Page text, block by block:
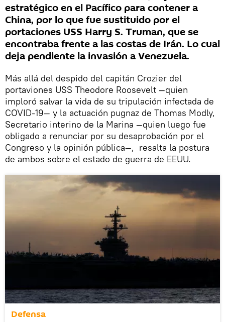
estratégico en el Pacífico para contener a
China, por lo que fue sustituido por el
portaciones USS Harry S. Truman, que se
encontraba frente a las costas de Irán. Lo cual
deja pendiente la invasión a Venezuela.
Más allá del despido del capitán Crozier del
portaviones USS Theodore Roosevelt —quien
imploró salvar la vida de su tripulación infectada de
COVID-19— y la actuación pugnaz de Thomas Modly,
Secretario interino de la Marina —quien luego fue
obligado a renunciar por su desaprobación por el
Congreso y la opinión pública—, resalta la postura
de ambos sobre el estado de guerra de EEUU.
Defensa